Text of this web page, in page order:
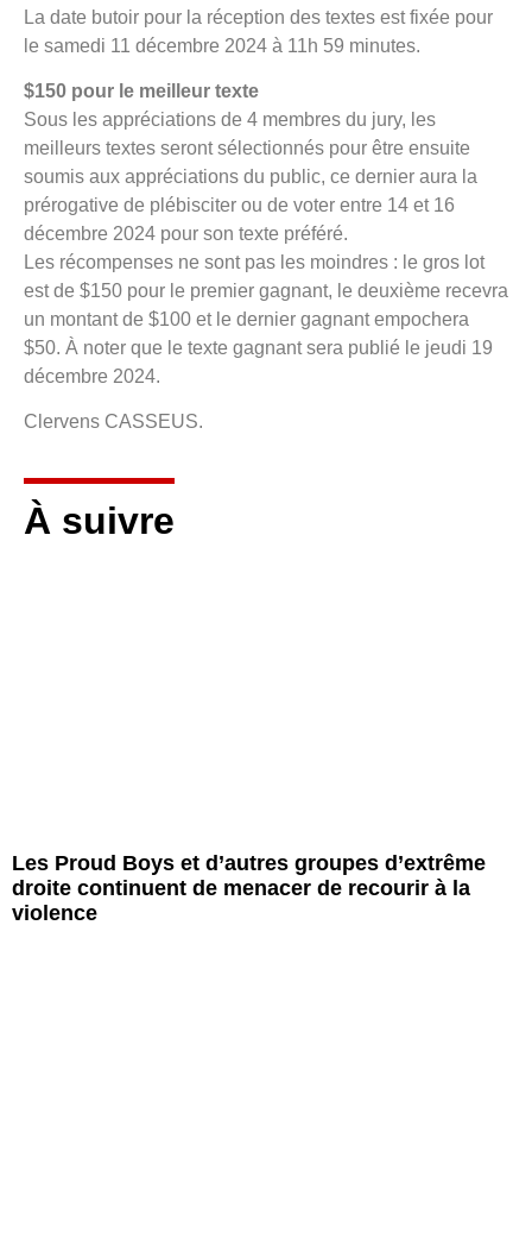
La date butoir pour la réception des textes est fixée pour
le samedi 11 décembre 2024 à 11h 59 minutes.
$150 pour le meilleur texte
Sous les appréciations de 4 membres du jury, les
meilleurs textes seront sélectionnés pour être ensuite
soumis aux appréciations du public, ce dernier aura la
prérogative de plébisciter ou de voter entre 14 et 16
décembre 2024 pour son texte préféré.
Les récompenses ne sont pas les moindres : le gros lot
est de $150 pour le premier gagnant, le deuxième recevra
un montant de $100 et le dernier gagnant empochera
$50. À noter que le texte gagnant sera publié le jeudi 19
décembre 2024.
Clervens CASSEUS.
À suivre
Les Proud Boys et d’autres groupes d’extrême
droite continuent de menacer de recourir à la
violence